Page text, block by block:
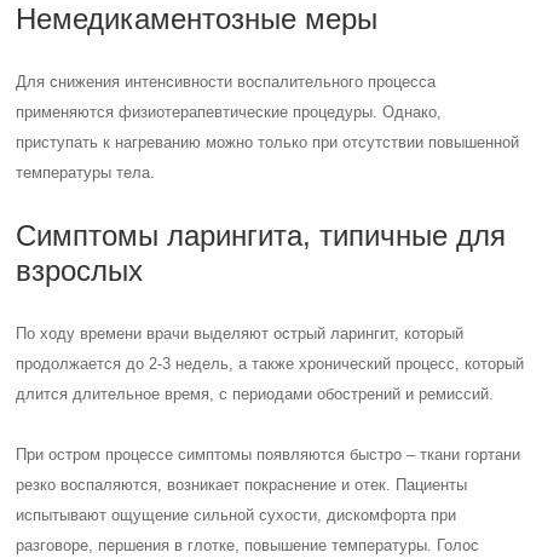
Немедикаментозные меры
Для снижения интенсивности воспалительного процесса
применяются физиотерапевтические процедуры. Однако,
приступать к нагреванию можно только при отсутствии повышенной
температуры тела.
Симптомы ларингита, типичные для
взрослых
По ходу времени врачи выделяют острый ларингит, который
продолжается до 2-3 недель, а также хронический процесс, который
длится длительное время, с периодами обострений и ремиссий.
При остром процессе симптомы появляются быстро – ткани гортани
резко воспаляются, возникает покраснение и отек. Пациенты
испытывают ощущение сильной сухости, дискомфорта при
разговоре, першения в глотке, повышение температуры. Голос